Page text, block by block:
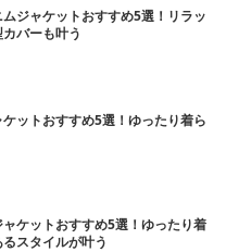
ジャケットおすすめ5選！リラッ
バーも叶う
ットおすすめ5選！ゆったり着ら
ケットおすすめ5選！ゆったり着
スタイルが叶う